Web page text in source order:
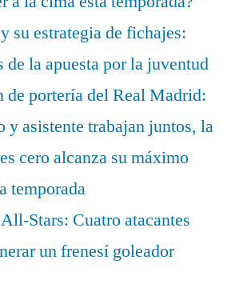
su estrategia de fichajes:
de la apuesta por la juventud
de portería del Real Madrid:
y asistente trabajan juntos, la
cero alcanza su máximo
temporada
Stars: Cuatro atacantes
un frenesí goleador